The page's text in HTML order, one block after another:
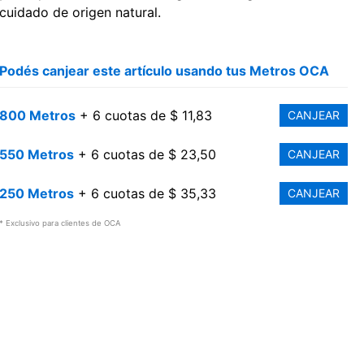
cuidado de origen natural.
Podés canjear este artículo usando tus Metros OCA
800 Metros+ 6 cuotas de $ 11,83 CANJEAR
550 Metros+ 6 cuotas de $ 23,50 CANJEAR
250 Metros+ 6 cuotas de $ 35,33 CANJEAR
* Exclusivo para clientes de OCA